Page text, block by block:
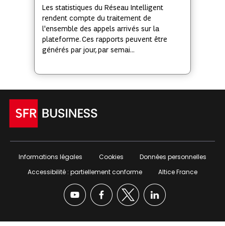
Les statistiques du Réseau Intelligent
rendent compte du traitement de
l'ensemble des appels arrivés sur la
plateforme. Ces rapports peuvent être
générés par jour, par semai...
Informations légales Cookies
Données personnelles
Accessibilité : partiellement conforme
Altice France